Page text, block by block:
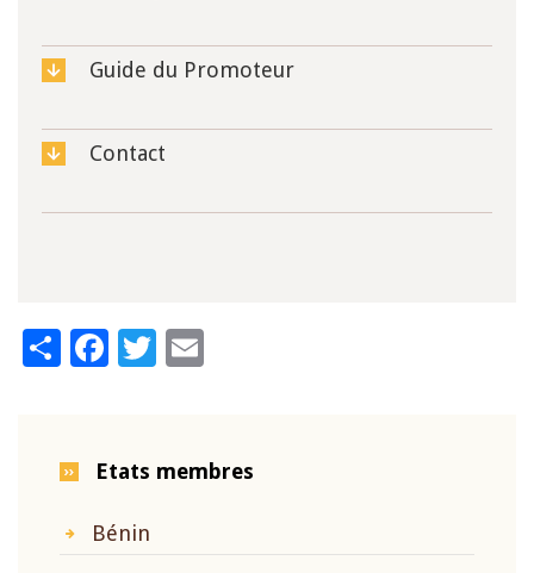
Guide du Promoteur
Contact
ShareFacebook
Twitter
Etats membres
Bénin